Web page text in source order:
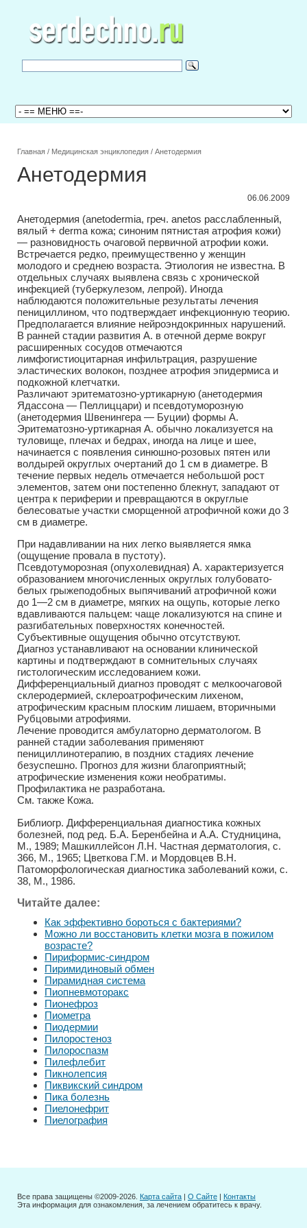
Главная / Медицинская энциклопедия / Анетодермия
Анетодермия
06.06.2009
Анетодермия (anetodermia, греч. anetos расслабленный,
вялый + derma кожа; синоним пятнистая атрофия кожи)
— разновидность очаговой первичной атрофии кожи.
Встречается редко, преимущественно у женщин
молодого и среднею возраста. Этиология не известна. В
отдельных случаях выявлена связь с хронической
инфекцией (туберкулезом, лепрой). Иногда
наблюдаются положительные результаты лечения
пенициллином, что подтверждает инфекционную теорию.
Предполагается влияние нейроэндокринных нарушений.
В ранней стадии развития А. в отечной дерме вокруг
расширенных сосудов отмечаются
лимфогистиоцитарная инфильтрация, разрушение
эластических волокон, позднее атрофия эпидермиса и
подкожной клетчатки.
Различают эритематозно-уртикарную (анетодермия
Ядассона — Пеллиццари) и псевдотуморозную
(анетодермия Швенингера — Буции) формы А.
Эритематозно-уртикарная А. обычно локализуется на
туловище, плечах и бедрах, иногда на лице и шее,
начинается с появления синюшно-розовых пятен или
волдырей округлых очертаний до 1 см в диаметре. В
течение первых недель отмечается небольшой рост
элементов, затем они постепенно блекнут, западают от
центра к периферии и превращаются в округлые
белесоватые участки сморщенной атрофичной кожи до 3
см в диаметре.
При надавливании на них легко выявляется ямка
(ощущение провала в пустоту).
Псевдотуморозная (опухолевидная) А. характеризуется
образованием многочисленных округлых голубовато-
белых грыжеподобных выпячиваний атрофичной кожи
до 1—2 см в диаметре, мягких на ощупь, которые легко
вдавливаются пальцем: чаще локализуются на спине и
разгибательных поверхностях конечностей.
Субъективные ощущения обычно отсутствуют.
Диагноз устанавливают на основании клинической
картины и подтверждают в сомнительных случаях
гистологическим исследованием кожи.
Дифференциальный диагноз проводят с мелкоочаговой
склеродермией, склероатрофическим лихеном,
атрофическим красным плоским лишаем, вторичными
Рубцовыми атрофиями.
Лечение проводится амбулаторно дерматологом. В
ранней стадии заболевания применяют
пенициллинотерапию, в поздних стадиях лечение
безуспешно. Прогноз для жизни благоприятный;
атрофические изменения кожи необратимы.
Профилактика не разработана.
См. также Кожа.
Библиогр. Дифференциальная диагностика кожных
болезней, под ред. Б.А. Беренбейна и А.А. Студницина,
М., 1989; Машкиллейсон Л.Н. Частная дерматология, с.
366, М., 1965; Цветкова Г.М. и Мордовцев В.Н.
Патоморфологическая диагностика заболеваний кожи, с.
38, М., 1986.
Читайте далее:
Как эффективно бороться с бактериями?
Можно ли восстановить клетки мозга в пожилом
возрасте?
Пириформис-синдром
Пиримидиновый обмен
Пирамидная система
Пиопневмоторакс
Пионефроз
Пиометра
Пиодермии
Пилоростеноз
Пилороспазм
Пилефлебит
Пикнолепсия
Пиквикский синдром
Пика болезнь
Пиелонефрит
Пиелография
Все права защищены ©2009-2026. Карта сайта | О Сайте | Контакты
Эта информация для ознакомления, за лечением обратитесь к врачу.